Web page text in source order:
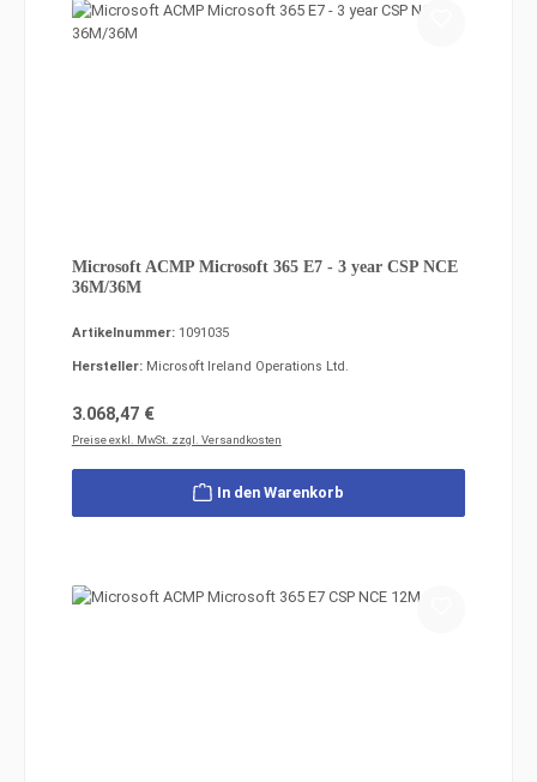
Microsoft ACMP Microsoft 365 E7 - 3 year CSP NCE
36M/36M
Artikelnummer: 1091035
Hersteller: Microsoft Ireland Operations Ltd.
Regulärer Preis:
3.068,47 €
Preise exkl. MwSt. zzgl. Versandkosten
In den Warenkorb